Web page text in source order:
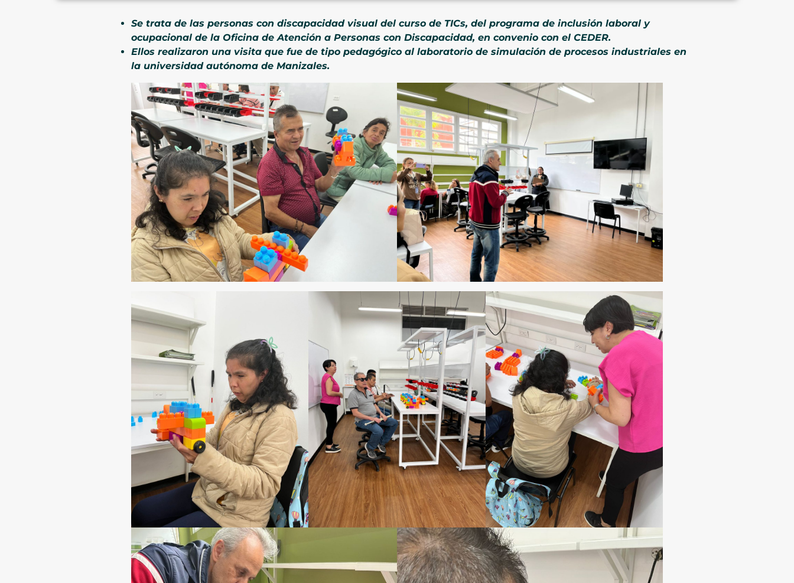
Se trata de las personas con discapacidad visual del curso de TICs, del programa de inclusión laboral y
ocupacional de la Oficina de Atención a Personas con Discapacidad, en convenio con el CEDER.
Ellos realizaron una visita que fue de tipo pedagógico al laboratorio de simulación de procesos industriales en
la universidad autónoma de Manizales.